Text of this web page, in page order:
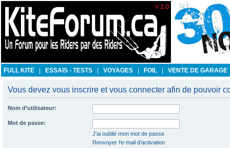
FULL KITE ESSAIS - TESTS VOYAGES FOIL VENTE DE GARAGE
Vous devez vous inscrire et vous connecter afin de pouvoir
Nom d’utilisateur:
Mot de passe:
J’ai oublié mon mot de passe
Renvoyer l’e-mail d’activation